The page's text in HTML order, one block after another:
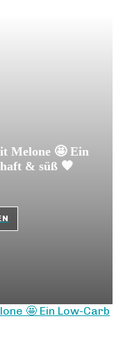
Melone 🤩 Ein
& süß 🧡
🤩 Ein Low-Carb